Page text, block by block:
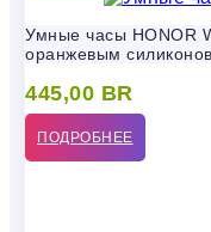
Умные часы HONOR
оранжевым
445,00 BR
ПОДРОБНЕЕ